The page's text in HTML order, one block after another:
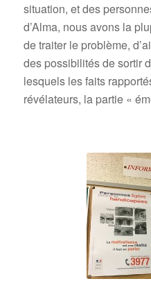
situation, et des
d’Alma, nous avons la
de traiter le problème,
des possibilités de sortir
lesquels les faits
révélateurs, la partie «